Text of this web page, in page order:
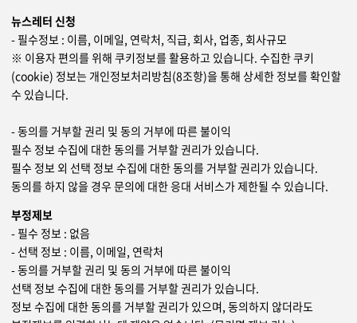
뉴스레터 신청
- 필수정보 : 이름, 이메일, 연락처, 직급, 회사, 업종, 회사규모
※ 이용자 편의를 위해 쿠키정보를 활용하고 있습니다. 수집한 쿠키
(cookie) 정보는 개인정보처리방침(8조항)을 통해 상세한 정보를 확인할
수 있습니다.
- 동의를 거부할 권리 및 동의 거부에 따른 불이익
필수 정보 수집에 대한 동의를 거부할 권리가 있습니다.
필수 정보 외 선택 정보 수집에 대한 동의를 거부할 권리가 있습니다.
동의를 하지 않을 경우 문의에 대한 응대 서비스가 제한될 수 있습니다.
부정제보
- 필수 정보 : 없음
- 선택 정보 : 이름, 이메일, 연락처
- 동의를 거부할 권리 및 동의 거부에 따른 불이익
선택 정보 수집에 대한 동의를 거부할 권리가 있습니다.
정보 수집에 대한 동의를 거부할 권리가 있으며, 동의하지 않더라도